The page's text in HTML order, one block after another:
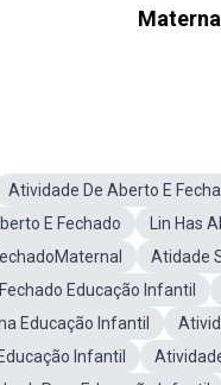
Atividade De Aberto E
E Fechado
Lin Has
Atidade
Educação Infantil
Educação Infantil
Infantil